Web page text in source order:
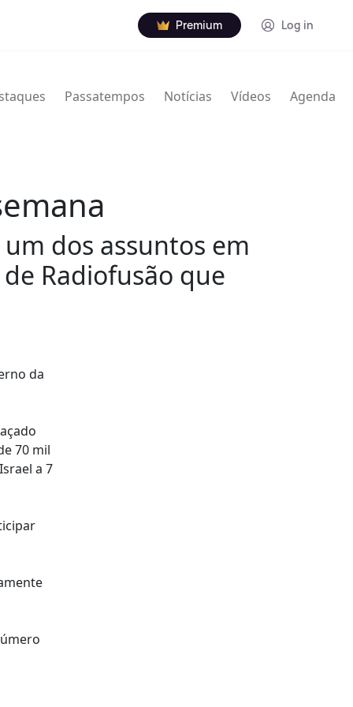
Premium Log in
Passatempos Notícias Vídeos Agenda
dos assuntos em
Radiofusão que
da
70 mil
a 7